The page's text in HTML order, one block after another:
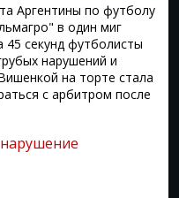
Аргентины по футболу
в один миг
45 секунд футболисты
нарушений и
на торте стала
с арбитром после
нарушение